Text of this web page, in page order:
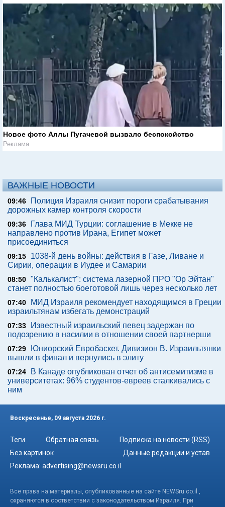
Новое фото Аллы Пугачевой вызвало беспокойство
Реклама
ВАЖНЫЕ НОВОСТИ
09:46
Полиция Израиля снизит пороги срабатывания
дорожных камер контроля скорости
09:36
Глава МИД Турции: соглашение в Мекке не
направлено против Ирана, Египет может
присоединиться
09:15
1038-й день войны: действия в Газе, Ливане и
Сирии, операции в Иудее и Самарии
08:50 "Калькалист": система лазерной ПРО "Ор Эйтан"
станет полностью боеготовой лишь через несколько лет
07:40
МИД Израиля рекомендует находящимся в Греции
израильтянам избегать демонстраций
07:33
Известный израильский певец задержан по
подозрению в насилии в отношении своей партнерши
07:29
Юниорский Евробаскет. Дивизион В. Израильтянки
вышли в финал и вернулись в элиту
07:24
В Канаде опубликован отчет об антисемитизме в
университетах: 96% студентов-евреев сталкивались с
ним
Воскресенье, 09 августа 2026 г.
Теги Обратная связь
Подписка на новости (RSS)
Без картинок
Данные редакции и устав
Реклама: advertising@newsru.co.il
Все права на материалы, опубликованные на сайте NEWSru.co.il ,
охраняются в соответствии с законодательством Израиля. При